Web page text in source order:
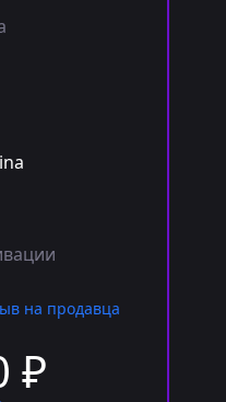
на продавца
₽